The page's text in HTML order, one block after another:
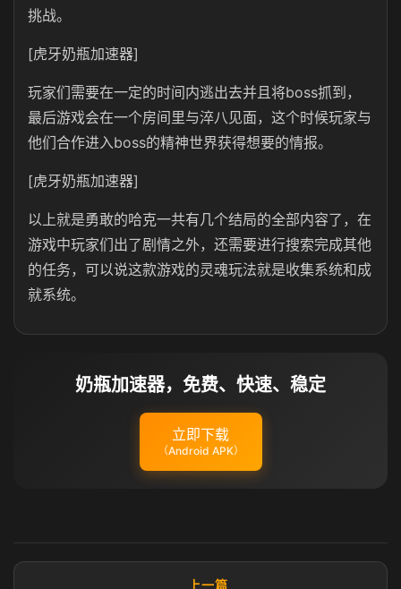
挑战。
[虎牙奶瓶加速器]
玩家们需要在一定的时间内逃出去并且将boss抓到，
最后游戏会在一个房间里与淬八见面，这个时候玩家与
他们合作进入boss的精神世界获得想要的情报。
[虎牙奶瓶加速器]
以上就是勇敢的哈克一共有几个结局的全部内容了，在
游戏中玩家们出了剧情之外，还需要进行搜索完成其他
的任务，可以说这款游戏的灵魂玩法就是收集系统和成
就系统。
奶瓶加速器，免费、快速、稳定
立即下载
（Android APK）
上一篇